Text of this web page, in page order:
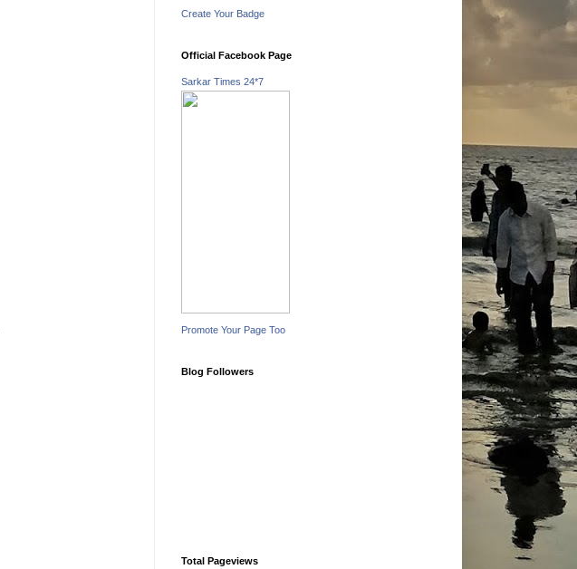
Create Your Badge
Official Facebook Page
Sarkar Times 24*7
Promote Your Page Too
Blog Followers
Total Pageviews